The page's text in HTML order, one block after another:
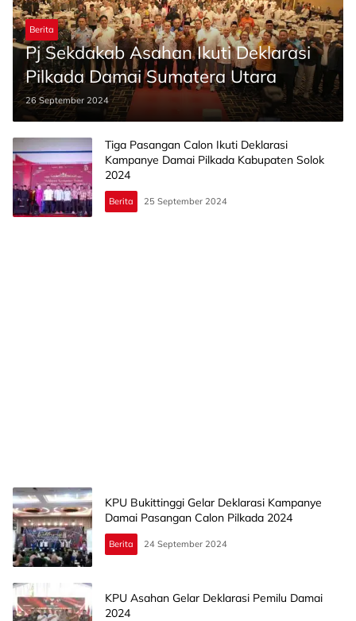
Berita
Pj Sekdakab Asahan Ikuti Deklarasi
Pilkada Damai Sumatera Utara
26 September 2024
Tiga Pasangan Calon Ikuti Deklarasi
Kampanye Damai Pilkada Kabupaten Solok
2024
Berita 25 September 2024
KPU Bukittinggi Gelar Deklarasi Kampanye
Damai Pasangan Calon Pilkada 2024
Berita 24 September 2024
KPU Asahan Gelar Deklarasi Pemilu Damai
2024